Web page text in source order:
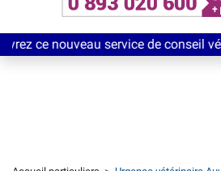
service de conseil vétérinaire 24/